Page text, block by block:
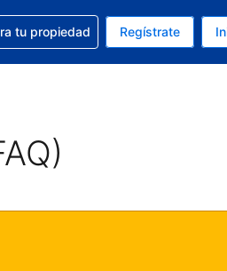
actual es Peso mexicano
prefieres. Tu idioma actual es
con la reservación
tu propiedad Regístrate